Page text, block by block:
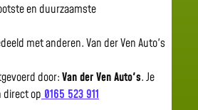
en duurzaamste
met anderen. Van der Ven Auto's
door:Van der Ven Auto's.Je
direct op 0165 523 911